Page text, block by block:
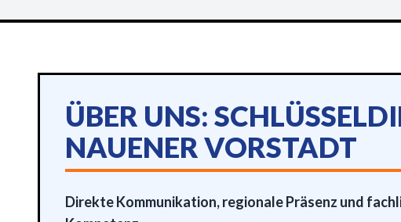
ÜBER UNS:
NAUENER VORSTADT
Direkte Kommunikation, regionale Präsenz und